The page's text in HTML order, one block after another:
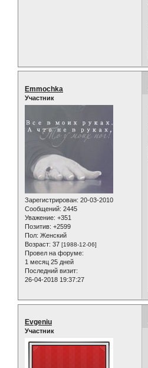
Emmochka
Участник
Зарегистрирован: 20-03-2010
Сообщений: 2445
Уважение: +351
Позитив: +2599
Пол: Женский
Возраст: 37 [1988-12-06]
Провел на форуме:
1 месяц 25 дней
Последний визит:
26-04-2018 19:37:27
Evgeniu
Участник